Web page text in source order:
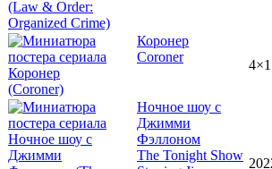
Коронер
Coroner
4×1
Ночное шоу с
Джимми
Фэллоном
The Tonight Show